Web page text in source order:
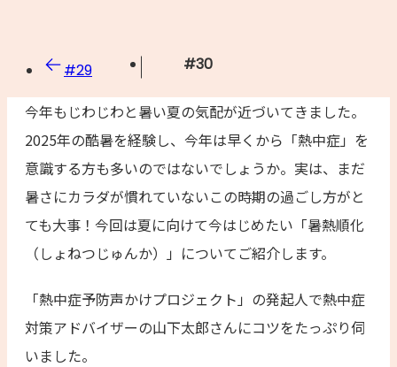
#29 #30
今年もじわじわと暑い夏の気配が近づいてきました。
2025年の酷暑を経験し、今年は早くから「熱中症」を
意識する方も多いのではないでしょうか。実は、まだ
暑さにカラダが慣れていないこの時期の過ごし方がと
ても大事！今回は夏に向けて今はじめたい「暑熱順化
（しょねつじゅんか）」についてご紹介します。
「熱中症予防声かけプロジェクト」の発起人で熱中症
対策アドバイザーの山下太郎さんにコツをたっぷり伺
いました。